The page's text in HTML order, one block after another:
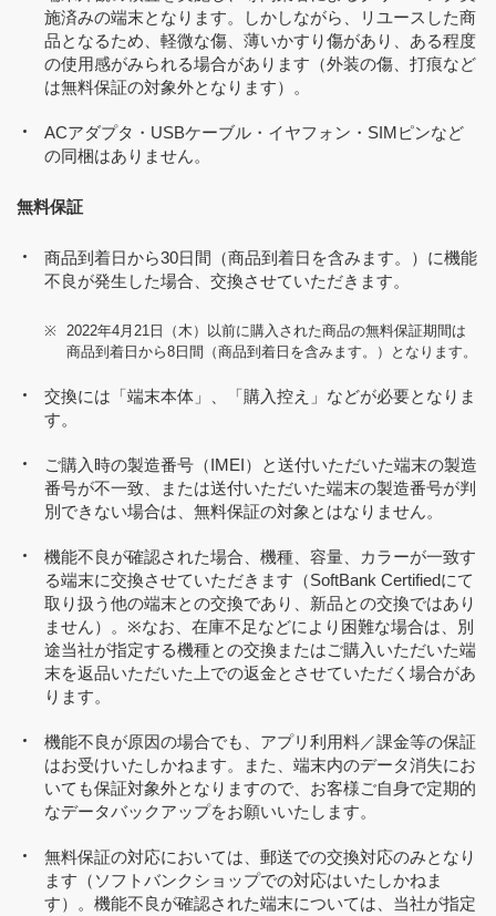
施済みの端末となります。しかしながら、リユースした商
品となるため、軽微な傷、薄いかすり傷があり、ある程度
の使用感がみられる場合があります（外装の傷、打痕など
は無料保証の対象外となります）。
ACアダプタ・USBケーブル・イヤフォン・SIMピンなど
の同梱はありません。
無料保証
商品到着日から30日間（商品到着日を含みます。）に機能
不良が発生した場合、交換させていただきます。
※
2022年4月21日（木）以前に購入された商品の無料保証期間は
商品到着日から8日間（商品到着日を含みます。）となります。
交換には「端末本体」、「購入控え」などが必要となりま
す。
ご購入時の製造番号（IMEI）と送付いただいた端末の製造
番号が不一致、または送付いただいた端末の製造番号が判
別できない場合は、無料保証の対象とはなりません。
機能不良が確認された場合、機種、容量、カラーが一致す
る端末に交換させていただきます（SoftBank Certifiedにて
取り扱う他の端末との交換であり、新品との交換ではあり
ません）。※なお、在庫不足などにより困難な場合は、別
途当社が指定する機種との交換またはご購入いただいた端
末を返品いただいた上での返金とさせていただく場合があ
ります。
機能不良が原因の場合でも、アプリ利用料／課金等の保証
はお受けいたしかねます。また、端末内のデータ消失にお
いても保証対象外となりますので、お客様ご自身で定期的
なデータバックアップをお願いいたします。
無料保証の対応においては、郵送での交換対応のみとなり
ます（ソフトバンクショップでの対応はいたしかねま
す）。機能不良が確認された端末については、当社が指定